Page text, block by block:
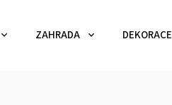
ZAHRADA DEKORACE